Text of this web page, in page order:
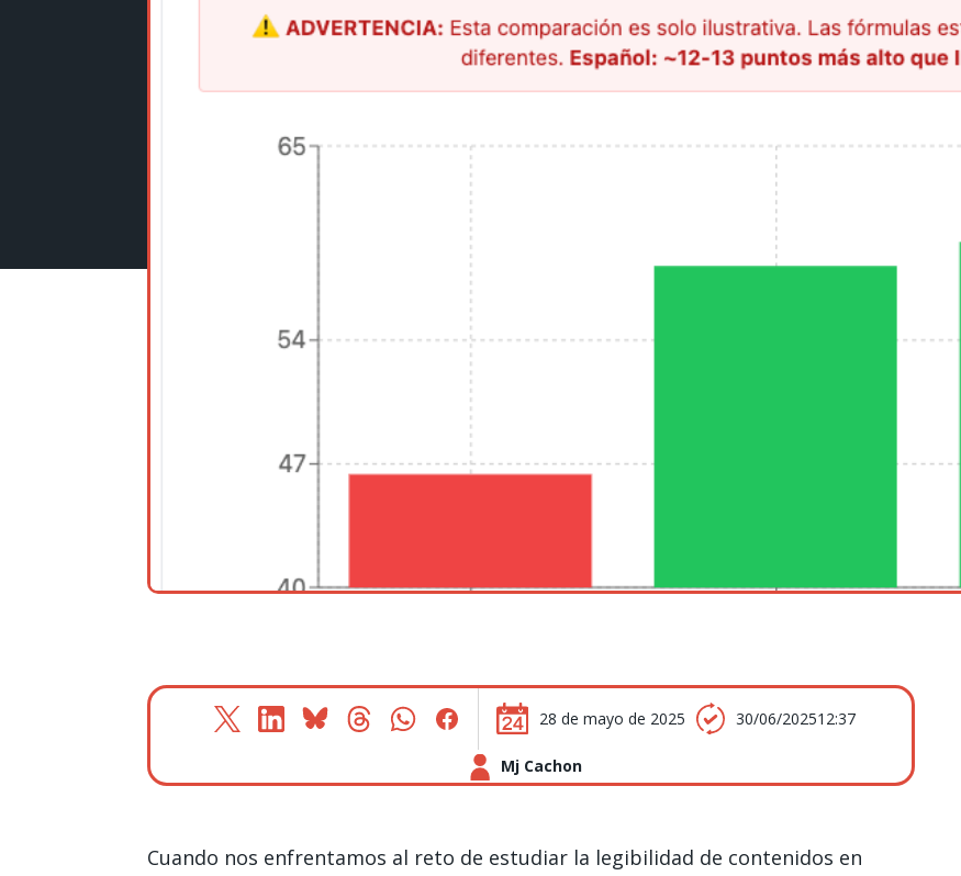
español:
¿métricas
alternativas
28 de mayo de 2025 30/06/202512:37
Mj Cachon
Cuando nos enfrentamos al reto de estudiar la legibilidad de contenidos en